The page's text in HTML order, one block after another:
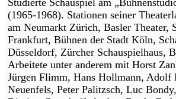
Studierte Schauspiel am
(1965-1968). Stationen seiner
am Neumarkt Zürich, Basler Theater,
Frankfurt, Bühnen der Stadt Köln,
Düsseldorf, Zürcher Schauspielhaus,
Arbeitete unter anderem mit Horst
Jürgen Flimm, Hans Hollmann, Adolf
Neuenfels, Peter Palitzsch, Luc